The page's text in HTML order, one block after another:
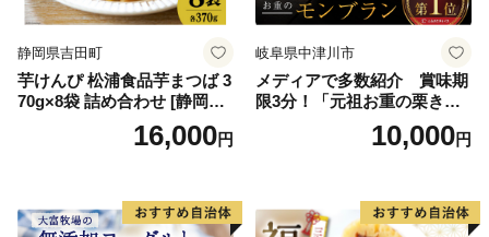
ロイヤルミルクティ 沖縄パ
イン
静岡県吉田町
芋けんぴ 松浦食品芋まつば 3
70g×8袋 詰め合わせ [静岡伊
勢丹(松浦食品) 静岡県 吉田町
22424274] 芋ケンピ セット
16,000円
岐阜県中津川市
メディアで多数紹介 賞味期
限3分！「元祖お重の栗きん
とんモンブラン」 【未来の
ご褒美】スイーツ 栗 モンブ
子 菓子 F4N-2298
10,000円